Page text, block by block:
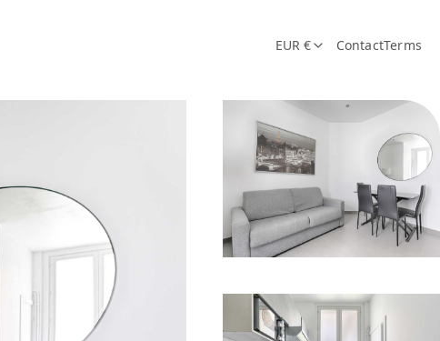
EUR € ContactTerms